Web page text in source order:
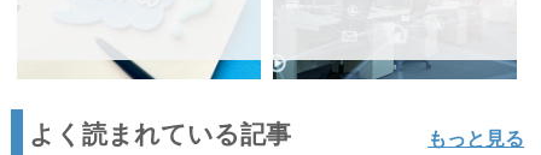
よく読まれている記事 もっと見る